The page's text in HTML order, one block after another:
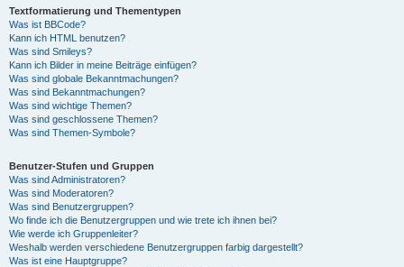
Textformatierung und Thementypen
Was ist BBCode?
Kann ich HTML benutzen?
Was sind Smileys?
Kann ich Bilder in meine Beiträge einfügen?
Was sind globale Bekanntmachungen?
Was sind Bekanntmachungen?
Was sind wichtige Themen?
Was sind geschlossene Themen?
Was sind Themen-Symbole?
Benutzer-Stufen und Gruppen
Was sind Administratoren?
Was sind Moderatoren?
Was sind Benutzergruppen?
Wo finde ich die Benutzergruppen und wie trete ich ihnen bei?
Wie werde ich Gruppenleiter?
Weshalb werden verschiedene Benutzergruppen farbig dargestellt?
Was ist eine Hauptgruppe?